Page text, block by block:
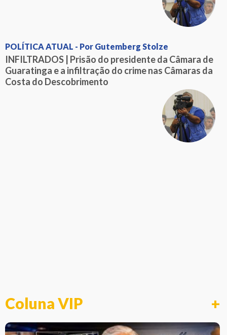
POLÍTICA ATUAL - Por Gutemberg Stolze
INFILTRADOS | Prisão do presidente da Câmara de
Guaratinga e a infiltração do crime nas Câmaras da
Costa do Descobrimento
Coluna VIP +